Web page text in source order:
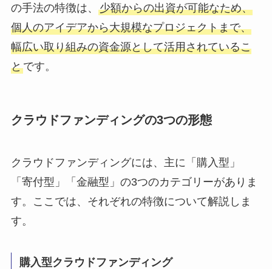
の手法の特徴は、 少額からの出資が可能なため、
個人のアイデアから大規模なプロジェクトまで、
幅広い取り組みの資金源として活用されているこ
とです。
クラウドファンディングの3つの形態
クラウドファンディングには、主に「購入型」
「寄付型」「金融型」の3つのカテゴリーがありま
す。ここでは、それぞれの特徴について解説しま
す。
購入型クラウドファンディング